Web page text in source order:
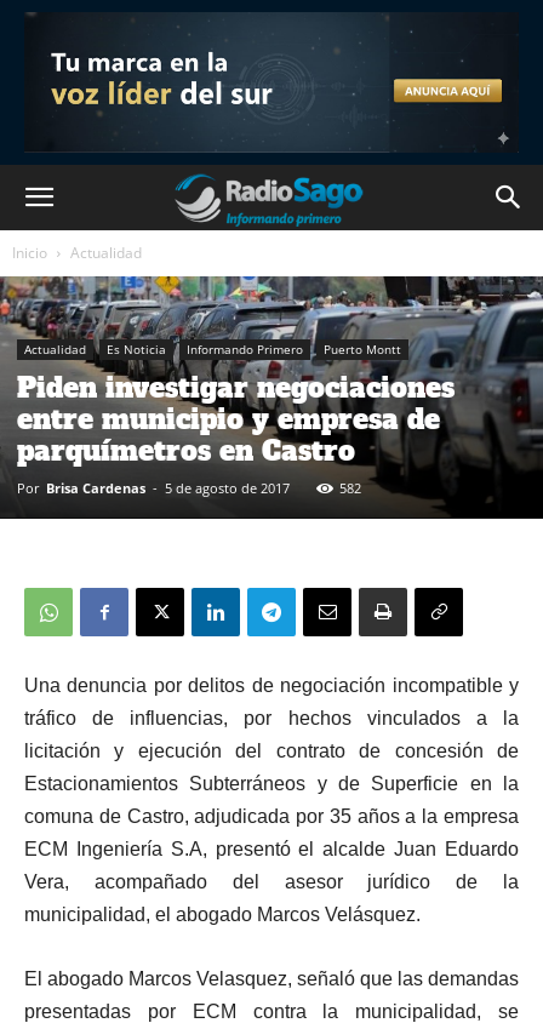
Inicio Actualidad
Actualidad Es Noticia Informando Primero Puerto Montt
Piden investigar negociaciones
entre municipio y empresa de
parquímetros en Castro
Por Brisa Cardenas - 5 de agosto de 2017 582
Una denuncia por delitos de negociación incompatible y
tráfico de influencias, por hechos vinculados a la
licitación y ejecución del contrato de concesión de
Estacionamientos Subterráneos y de Superficie en la
comuna de Castro, adjudicada por 35 años a la empresa
ECM Ingeniería S.A, presentó el alcalde Juan Eduardo
Vera, acompañado del asesor jurídico de la
municipalidad, el abogado Marcos Velásquez.
El abogado Marcos Velasquez, señaló que las demandas
presentadas por ECM contra la municipalidad, se